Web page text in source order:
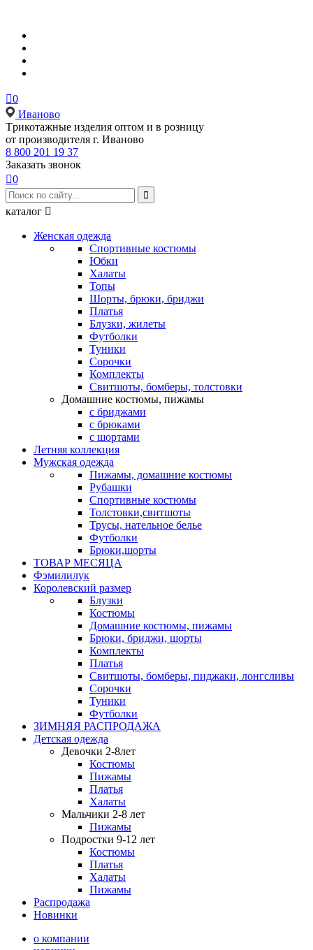
0
Иваново
Tрикотажные изделия оптом и в розницу
от производителя г. Иваново
8 800 201 19 37
Заказать звонок
0

каталог 
Женская одежда
Спортивные костюмы
Юбки
Халаты
Топы
Шорты, брюки, бриджи
Платья
Блузки, жилеты
Футболки
Туники
Сорочки
Комплекты
Свитшоты, бомберы, толстовки
Домашние костюмы, пижамы
с бриджами
с брюками
с шортами
Летняя коллекция
Мужская одежда
Пижамы, домашние костюмы
Рубашки
Спортивные костюмы
Толстовки,свитшоты
Трусы, нательное белье
Футболки
Брюки,шорты
ТОВАР МЕСЯЦА
Фэмилилук
Королевский размер
Блузки
Костюмы
Домашние костюмы, пижамы
Брюки, бриджи, шорты
Комплекты
Платья
Свитшоты, бомберы, пиджаки, лонгсливы
Сорочки
Туники
Футболки
ЗИМНЯЯ РАСПРОДАЖА
Детская одежда
Девочки 2-8лет
Костюмы
Пижамы
Платья
Халаты
Мальчики 2-8 лет
Пижамы
Подростки 9-12 лет
Костюмы
Платья
Халаты
Пижамы
Распродажа
Новинки
о компании